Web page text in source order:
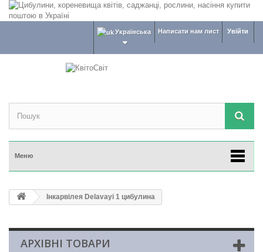
Увійти
Написати нам лист
Українська
Меню
Інкарвілея Delavayi 1 цибулина
АРХІВНІ ТОВАРИ